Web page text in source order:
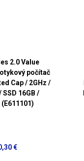
2.0 Value
počítač
Cap / 2GHz /
SSD 16GB /
€